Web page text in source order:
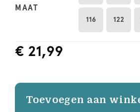
MAAT
116 122
€ 21,99
Toevoegen aan